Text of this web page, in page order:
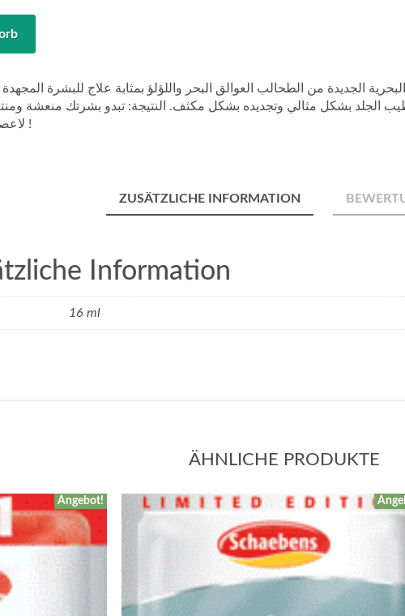
الجلد بشكل مثالي وتجديده بشكل مكثف. النتيجة: تبدو بشرتك منعشة
لاعصاب الوجه مثل مثل جلوسك امام البحر !
ZUSÄTZLICHE INFORMATION
Information
16 ml
ÄHNLICHE PRODUKTE
Angebot!